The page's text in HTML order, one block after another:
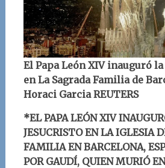
El Papa León XIV inauguró
en La Sagrada Familia de
Horaci Garcia REUTERS
*EL PAPA LEÓN XIV
JESUCRISTO EN LA IGLESIA
FAMILIA EN BARCELONA,
POR GAUDÍ, QUIEN MURIÓ